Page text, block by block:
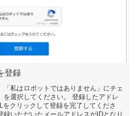
登録
「私はロボットではありません」にチェ
を選択してください。 登録したアドレ
をクリックして登録を完了してくださ
録いただいたメールアドレスがIDとなり